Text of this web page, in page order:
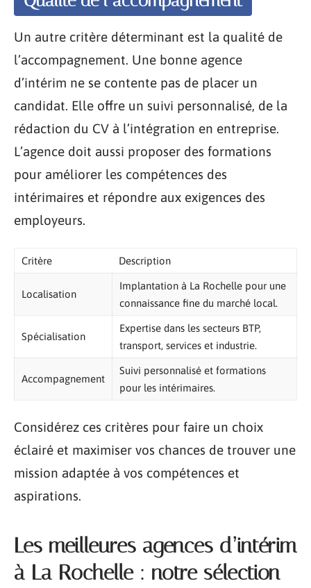
Un autre critère déterminant est la qualité de
l’accompagnement. Une bonne agence
d’intérim ne se contente pas de placer un
candidat. Elle offre un suivi personnalisé, de la
rédaction du CV à l’intégration en entreprise.
L’agence doit aussi proposer des formations
pour améliorer les compétences des
intérimaires et répondre aux exigences des
employeurs.
Critère Description
Localisation
Implantation à La Rochelle pour une
connaissance fine du marché local.
Spécialisation
Expertise dans les secteurs BTP,
transport, services et industrie.
Accompagnement
Suivi personnalisé et formations
pour les intérimaires.
Considérez ces critères pour faire un choix
éclairé et maximiser vos chances de trouver une
mission adaptée à vos compétences et
aspirations.
Les meilleures agences d’intérim
à La Rochelle : notre sélection